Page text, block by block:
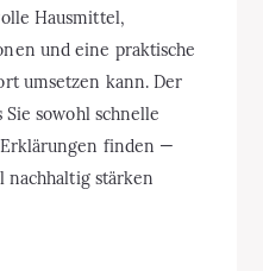
Hausmittel,
und eine praktische
umsetzen kann. Der
sowohl schnelle
finden —
nachhaltig stärken